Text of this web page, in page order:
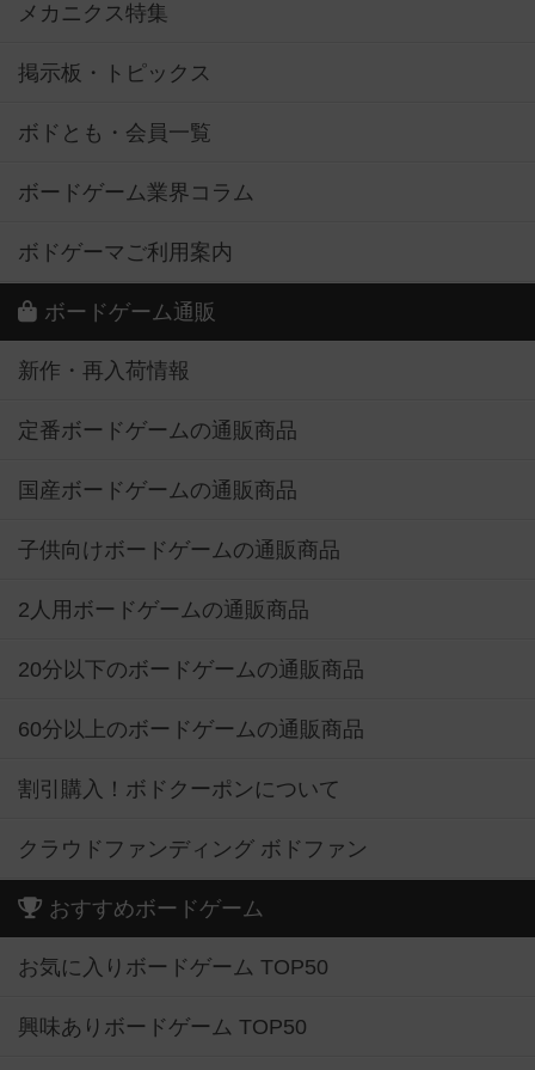
メカニクス特集
掲示板・トピックス
ボドとも・会員一覧
ボードゲーム業界コラム
ボドゲーマご利用案内
ボードゲーム通販
新作・再入荷情報
定番ボードゲームの通販商品
国産ボードゲームの通販商品
子供向けボードゲームの通販商品
2人用ボードゲームの通販商品
20分以下のボードゲームの通販商品
60分以上のボードゲームの通販商品
割引購入！ボドクーポンについて
クラウドファンディング ボドファン
おすすめボードゲーム
お気に入りボードゲーム TOP50
興味ありボードゲーム TOP50